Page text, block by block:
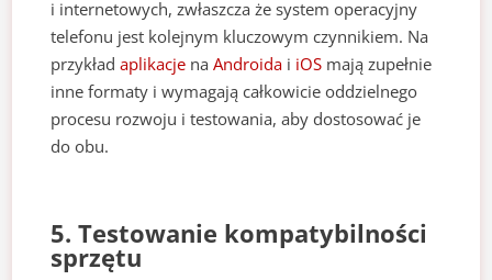
i internetowych, zwłaszcza że system operacyjny
telefonu jest kolejnym kluczowym czynnikiem. Na
przykładaplikacje naAndroida i iOS mają zupełnie
inne formaty i wymagają całkowicie oddzielnego
procesu rozwoju i testowania, aby dostosować je
do obu.
5. Testowanie kompatybilności
sprzętu